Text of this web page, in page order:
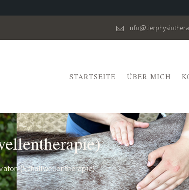
STARTSEITE ÜBER MICH
(Schallwellentherapie)